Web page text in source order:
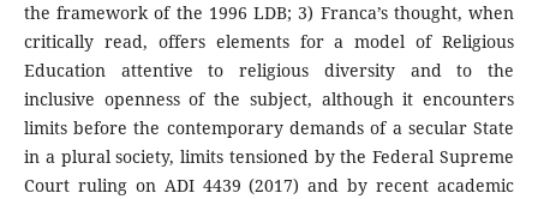
the framework of the 1996 LDB; 3) Franca’s thought, when
critically read, offers elements for a model of Religious
Education attentive to religious diversity and to the
inclusive openness of the subject, although it encounters
limits before the contemporary demands of a secular State
in a plural society, limits tensioned by the Federal Supreme
Court ruling on ADI 4439 (2017) and by recent academic